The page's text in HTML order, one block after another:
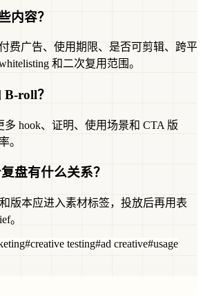
内容？
费广告、使用期限、是否可剪辑、跨平
和二次复用范围。
roll？
hook、证明、使用场景和 CTA 版
。
盘有什么关系？
版本应进入素材标签，投放后再用表
。
#creative testing#ad creative#usage